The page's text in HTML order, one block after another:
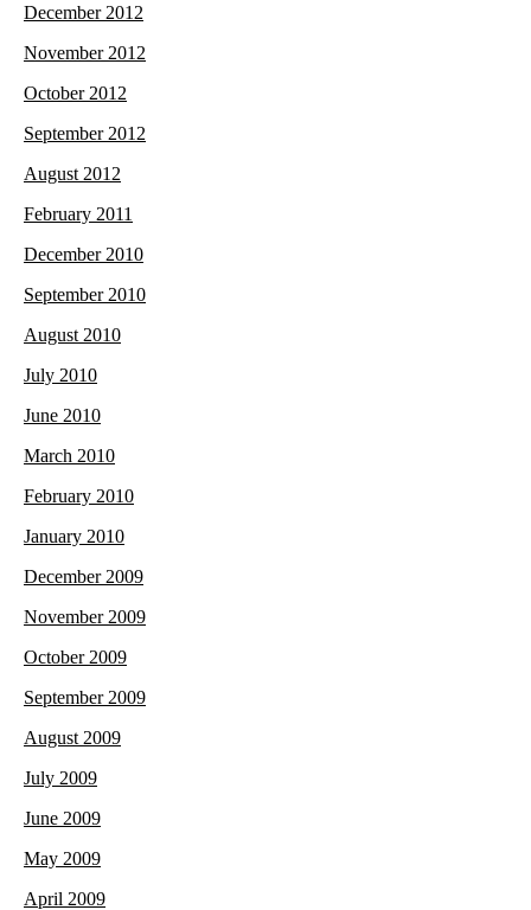
December 2012
November 2012
October 2012
September 2012
August 2012
February 2011
December 2010
September 2010
August 2010
July 2010
June 2010
March 2010
February 2010
January 2010
December 2009
November 2009
October 2009
September 2009
August 2009
July 2009
June 2009
May 2009
April 2009